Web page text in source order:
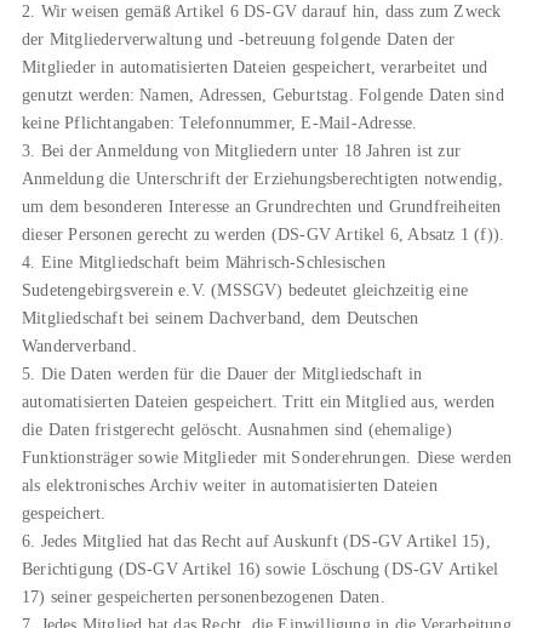
2. Wir weisen gemäß Artikel 6 DS-GV darauf hin, dass zum Zweck
der Mitgliederverwaltung und -betreuung folgende Daten der
Mitglieder in automatisierten Dateien gespeichert, verarbeitet und
genutzt werden: Namen, Adressen, Geburtstag. Folgende Daten sind
keine Pflichtangaben: Telefonnummer, E-Mail-Adresse.
3. Bei der Anmeldung von Mitgliedern unter 18 Jahren ist zur
Anmeldung die Unterschrift der Erziehungsberechtigten notwendig,
um dem besonderen Interesse an Grundrechten und Grundfreiheiten
dieser Personen gerecht zu werden (DS-GV Artikel 6, Absatz 1 (f)).
4. Eine Mitgliedschaft beim Mährisch-Schlesischen
Sudetengebirgsverein e.V. (MSSGV) bedeutet gleichzeitig eine
Mitgliedschaft bei seinem Dachverband, dem Deutschen
Wanderverband.
5. Die Daten werden für die Dauer der Mitgliedschaft in
automatisierten Dateien gespeichert. Tritt ein Mitglied aus, werden
die Daten fristgerecht gelöscht. Ausnahmen sind (ehemalige)
Funktionsträger sowie Mitglieder mit Sonderehrungen. Diese werden
als elektronisches Archiv weiter in automatisierten Dateien
gespeichert.
6. Jedes Mitglied hat das Recht auf Auskunft (DS-GV Artikel 15),
Berichtigung (DS-GV Artikel 16) sowie Löschung (DS-GV Artikel
17) seiner gespeicherten personenbezogenen Daten.